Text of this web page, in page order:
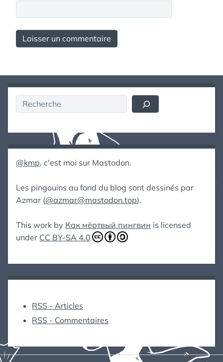
Rechercher
@kmp, c'est moi sur Mastodon.
Les pingouins au fond du blog sont dessinés par
Azmar (@azmar@mastodon.top).
This work by Как мёртвый пингвин is licensed
under CC BY-SA 4.0
RSS - Articles
RSS - Commentaires